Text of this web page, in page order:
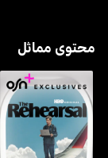
محتوى مماثل
ذا ريهيرسال